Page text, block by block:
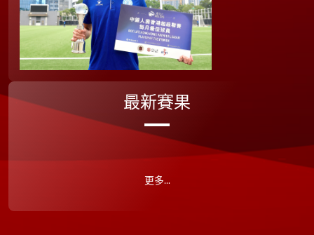
最新賽果
更多...